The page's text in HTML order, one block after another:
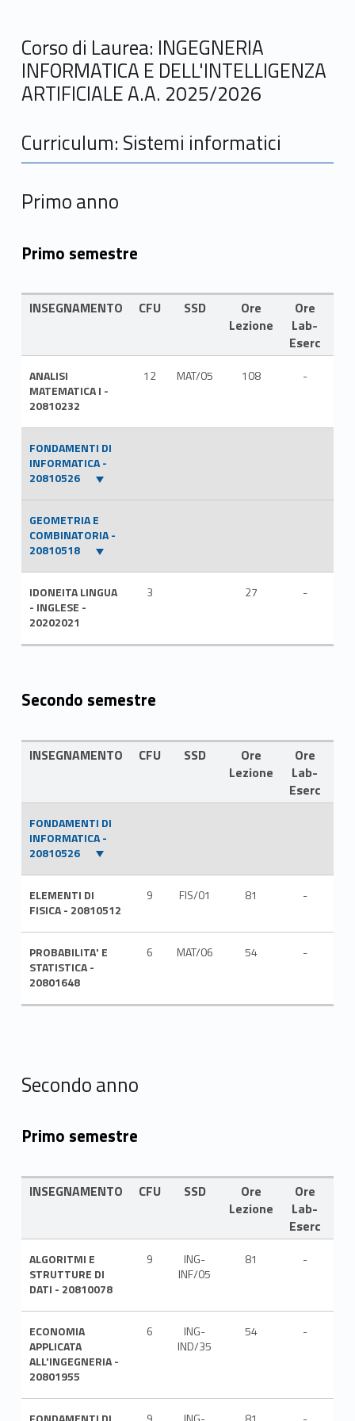
Corso di Laurea: INGEGNERIA
INFORMATICA E DELL'INTELLIGENZA
ARTIFICIALE A.A. 2025/2026
Curriculum: Sistemi informatici
Primo anno
Primo semestre
INSEGNAMENTO CFU SSD
Ore
Lezione
Ore
Lab-
Eserc
ANALISI
MATEMATICA I -
20810232
12 MAT/05 108 -
FONDAMENTI DI
INFORMATICA -
20810526
GEOMETRIA E
COMBINATORIA -
20810518
IDONEITA LINGUA
- INGLESE -
20202021
3 27 -
Secondo semestre
INSEGNAMENTO CFU SSD
Ore
Lezione
Ore
Lab-
Eserc
FONDAMENTI DI
INFORMATICA -
20810526
ELEMENTI DI
FISICA - 20810512
9 FIS/01 81 -
PROBABILITA' E
STATISTICA -
20801648
6 MAT/06 54 -
Secondo anno
Primo semestre
INSEGNAMENTO CFU SSD
Ore
Lezione
Ore
Lab-
Eserc
ALGORITMI E
STRUTTURE DI
DATI - 20810078
9
ING-
INF/05
81 -
ECONOMIA
APPLICATA
ALL'INGEGNERIA -
20801955
6
ING-
IND/35
54 -